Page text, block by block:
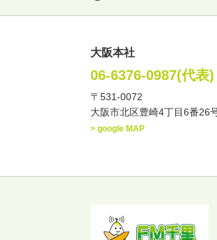
・性別
・ジャンル
大阪本社
06-6376-0987(代表)
〒531-0072
大阪市北区豊崎4丁目6番26
> google MAP